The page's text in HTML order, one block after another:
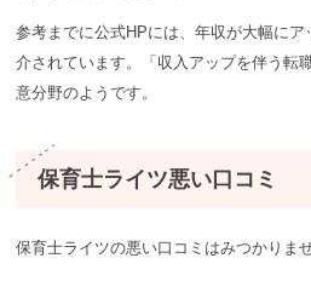
参考までに公式HPには、年収が大幅に
介されています。「収入アップを伴う転
意分野のようです。
保育士ライツ悪い口コミ
保育士ライツの悪い口コミはみつかりま